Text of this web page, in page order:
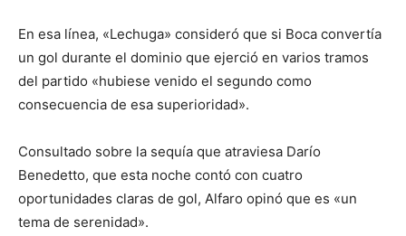
En esa línea, «Lechuga» consideró que si Boca convertía
un gol durante el dominio que ejerció en varios tramos
del partido «hubiese venido el segundo como
consecuencia de esa superioridad».
Consultado sobre la sequía que atraviesa Darío
Benedetto, que esta noche contó con cuatro
oportunidades claras de gol, Alfaro opinó que es «un
tema de serenidad».